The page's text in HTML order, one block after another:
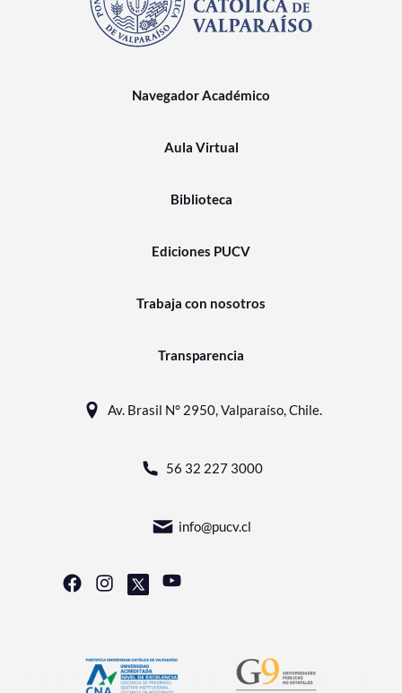
Navegador Académico
Aula Virtual
Biblioteca
Ediciones PUCV
Trabaja con nosotros
Transparencia
Av. Brasil N° 2950, Valparaíso, Chile.
56 32 227 3000
info@pucv.cl